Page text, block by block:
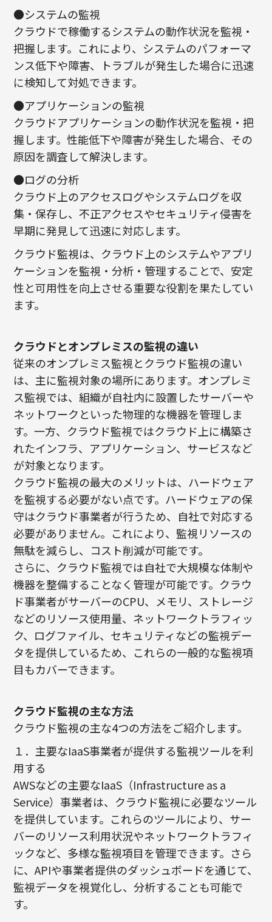
●システムの監視
クラウドで稼働するシステムの動作状況を監視・
把握します。これにより、システムのパフォーマ
ンス低下や障害、トラブルが発生した場合に迅速
に検知して対処できます。
●アプリケーションの監視
クラウドアプリケーションの動作状況を監視・把
握します。性能低下や障害が発生した場合、その
原因を調査して解決します。
●ログの分析
クラウド上のアクセスログやシステムログを収
集・保存し、不正アクセスやセキュリティ侵害を
早期に発見して迅速に対応します。
クラウド監視は、クラウド上のシステムやアプリ
ケーションを監視・分析・管理することで、安定
性と可用性を向上させる重要な役割を果たしてい
ます。
クラウドとオンプレミスの監視の違い
従来のオンプレミス監視とクラウド監視の違い
は、主に監視対象の場所にあります。オンプレミ
ス監視では、組織が自社内に設置したサーバーや
ネットワークといった物理的な機器を管理しま
す。一方、クラウド監視ではクラウド上に構築さ
れたインフラ、アプリケーション、サービスなど
が対象となります。
クラウド監視の最大のメリットは、ハードウェア
を監視する必要がない点です。ハードウェアの保
守はクラウド事業者が行うため、自社で対応する
必要がありません。これにより、監視リソースの
無駄を減らし、コスト削減が可能です。
さらに、クラウド監視では自社で大規模な体制や
機器を整備することなく管理が可能です。クラウ
ド事業者がサーバーのCPU、メモリ、ストレージ
などのリソース使用量、ネットワークトラフィッ
ク、ログファイル、セキュリティなどの監視デー
タを提供しているため、これらの一般的な監視項
目もカバーできます。
クラウド監視の主な方法
クラウド監視の主な4つの方法をご紹介します。
１．主要なIaaS事業者が提供する監視ツールを利
用する
AWSなどの主要なIaaS（Infrastructure as a
Service）事業者は、クラウド監視に必要なツール
を提供しています。これらのツールにより、サー
バーのリソース利用状況やネットワークトラフィ
ックなど、多様な監視項目を管理できます。さら
に、APIや事業者提供のダッシュボードを通じて、
監視データを視覚化し、分析することも可能で
す。